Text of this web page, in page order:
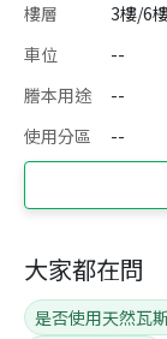
樓層
3樓/6
車位
--
謄本用途
--
使用分區
--
大家都在問
是否使用天然瓦